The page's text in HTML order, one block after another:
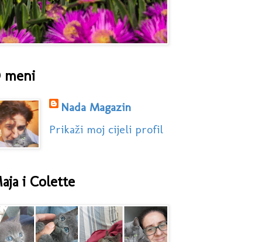
meni
Nada Magazin
Prikaži moj cijeli profil
i Colette